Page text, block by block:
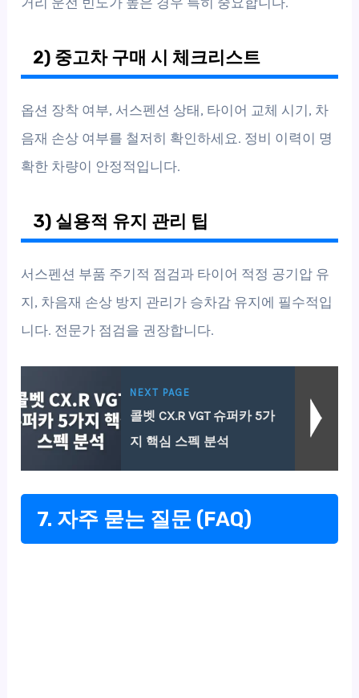
2) 중고차 구매 시 체크리스트
옵션 장착 여부, 서스펜션 상태, 타이어 교체 시기, 차
음재 손상 여부를 철저히 확인하세요. 정비 이력이 명
확한 차량이 안정적입니다.
3) 실용적 유지 관리 팁
서스펜션 부품 주기적 점검과 타이어 적정 공기압 유
지, 차음재 손상 방지 관리가 승차감 유지에 필수적입
니다. 전문가 점검을 권장합니다.
NEXT PAGE
콜벳 CX.R VGT 슈퍼카 5가
지 핵심 스펙 분석
7. 자주 묻는 질문 (FAQ)